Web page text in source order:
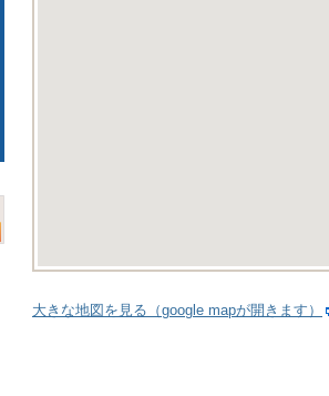
大きな地図を見る（google mapが開きます）